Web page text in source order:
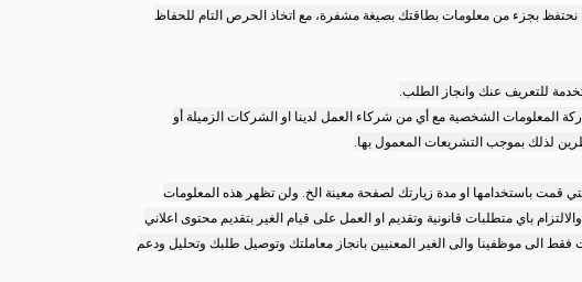
نحتفظ بجزء من معلومات بطاقتك بصيغة مشفرة، مع اتخاذ الحرص التام للحفاظ
للتعريف عنك وانجاز الطلب.
المعلومات الشخصية مع أي من شركاء العمل لدينا او الشركات الزميلة أو
لذلك بموجب التشريعات المعمول بها.
قمت باستخدامها او مدة زيارتك لصفحة معينة الخ. ولن تظهر هذه المعلومات
باي متطلبات قانونية وتقديم او العمل على قيام الغير بتقديم محتوى اعلاني
الى موظفينا والى الغير المعنيين بانجاز معاملتك وتوصيل طلبك وتحليل ودعم